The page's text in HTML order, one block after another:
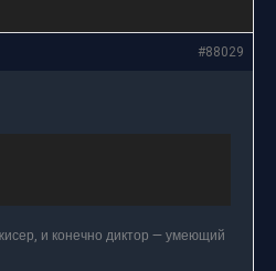
#88029
и конечно диктор — умеющий